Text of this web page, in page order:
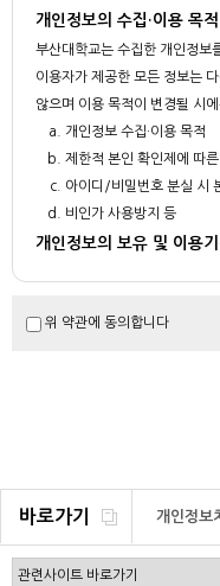
개인정보의 수집·이용 목적
부산대학교는 수집한 개인정보
이용자가 제공한 모든 정보는
않으며 이용 목적이 변경될 시
개인정보 수집·이용 목적
제한적 본인 확인제에 따
아이디/비밀번호 분실 시
비인가 사용방지 등
개인정보의 보유 및 이용
회원 탈퇴를 요청하거나 개인정
인정보를 지체 없이 파기합니
- 2년간 미 사용 시 홈페이
- 게시글 등은 회원탈퇴하
기타 관계법령의 규정에
정한 일정한 기간 동안 회
위 약관에 동의합니다
바로가기 개인정보